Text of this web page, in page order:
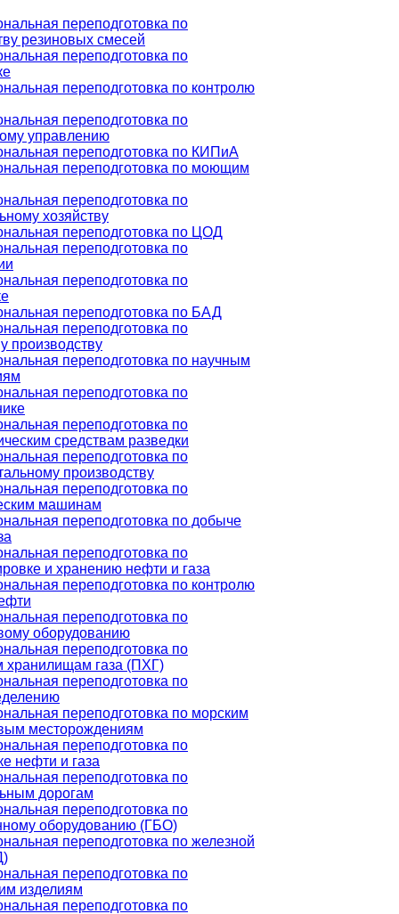
переподготовка по
резиновых смесей
переподготовка по
переподготовка по контролю
переподготовка по
управлению
переподготовка по КИПиА
переподготовка по моющим
переподготовка по
хозяйству
переподготовка по ЦОД
переподготовка по
переподготовка по
переподготовка по БАД
переподготовка по
производству
переподготовка по научным
переподготовка по
переподготовка по
средствам разведки
переподготовка по
производству
переподготовка по
машинам
переподготовка по добыче
переподготовка по
и хранению нефти и газа
переподготовка по контролю
переподготовка по
оборудованию
переподготовка по
хранилищам газа (ПХГ)
переподготовка по
переподготовка по морским
месторождениям
переподготовка по
нефти и газа
переподготовка по
дорогам
переподготовка по
оборудованию (ГБО)
переподготовка по железной
переподготовка по
изделиям
переподготовка по